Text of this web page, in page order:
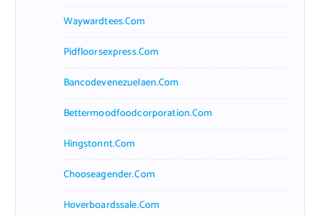
Waywardtees.com
Pidfloorsexpress.com
Bancodevenezuelaen.com
Bettermoodfoodcorporation.com
Hingstonnt.com
Chooseagender.com
Hoverboardssale.com